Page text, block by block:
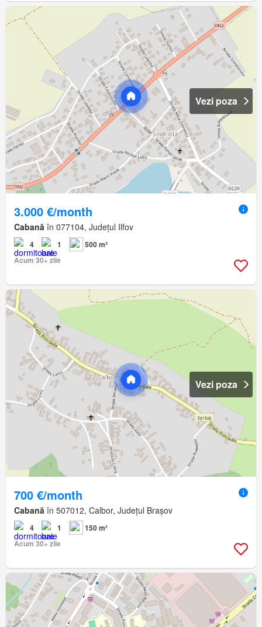
Vezi poza
3.000 €/month
Cabană în 077104, Județul Ilfov
4 1
500 m²
Acum 30+ zile
Vezi poza
700 €/month
Cabană în 507012, Calbor, Județul Brașov
4 1
150 m²
Acum 30+ zile